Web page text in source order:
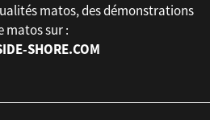
matos, des démonstrations
matos sur :
SHORE.COM